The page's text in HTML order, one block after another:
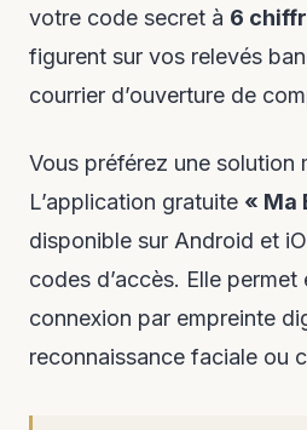
votre code secret à 6
figurent sur vos relevés
courrier d’ouverture de
Vous préférez une solution
L’application gratuite « Ma
disponible sur Android et
codes d’accès. Elle permet
connexion par empreinte
reconnaissance faciale ou